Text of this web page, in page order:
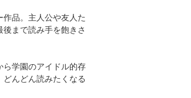
品。主人公や友人た
まで読み手を飽きさ
ら学園のアイドル的存
んどん読みたくなる